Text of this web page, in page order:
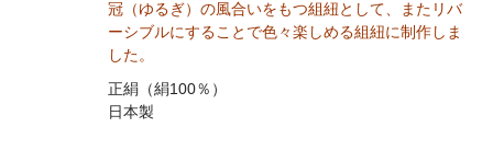
冠（ゆるぎ）の風合いをもつ組紐として、またリバ
ーシブルにすることで色々楽しめる組紐に制作しま
した。
正絹（絹100％）
日本製